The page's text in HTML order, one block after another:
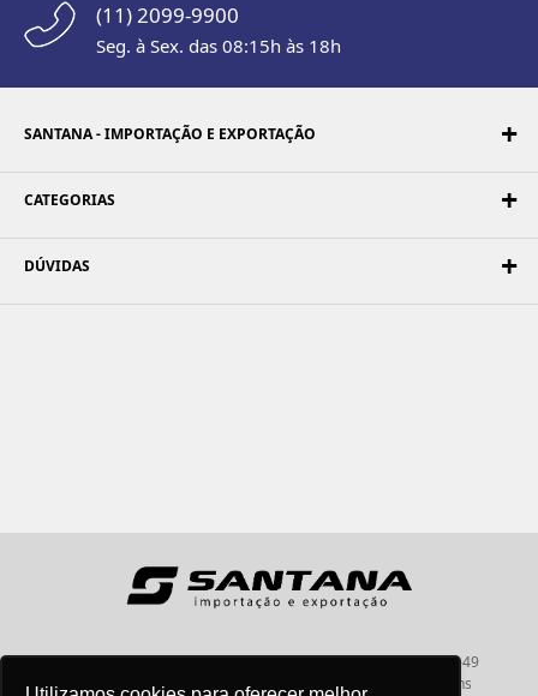
(11) 2099-9900
Seg. à Sex. das 08:15h às 18h
SANTANA - IMPORTAÇÃO E EXPORTAÇÃO
CATEGORIAS
DÚVIDAS
Santana - Importação e Exportação - CNPJ:57.464.653/0001-49
Atendimento por telefone: dias úteis, das 08:15hs às 18:00hs